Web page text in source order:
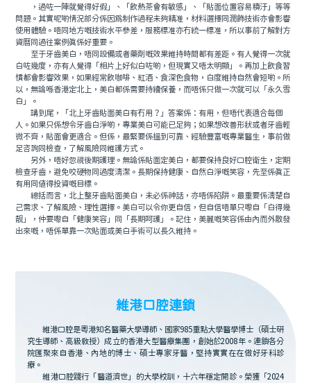
，過咗一陣就覺得好假」、「飲熱茶會有敏感」、「貼面位置容易積汙」等等
問題。其實呢啲情況部分係因爲制作過程未夠精准，材料選擇同潤飾技術亦會影響
使用體驗。唔同地方嘅技術水平參差，服務標准亦冇統一標准，所以事前了解對方
資曆同過往案例真係好重要。
至于牙齒美白，唔同設備或者藥劑嘅效果維持時間都有差距。有人覺得一次就
白咗幾度，亦有人覺得「相片上好似白咗啲，但現實又唔太明顯」。再加上飲食習
慣都會影響效果，如果經常飲咖啡、紅酒、食深色食物，白度維持自然會短啲。所
以，無論喺香港定北上，美白都係需要持續保養，而唔係只做一次就可以「永久雪
白」。
講到尾，「北上牙齒貼面美白有冇用？」答案係：有用，但唔代表適合每個
人。如果只係想令牙齒白淨啲，專業美白可能已足夠；如果想改善形狀或者牙齒輕
微不齊，貼面會更適合。但係，最緊要係搵到可靠、經驗豐富嘅專業醫生，事前做
足咨詢同檢查，了解風險同維護方式。
另外，唔好忽視後期護理。無論係貼面定美白，都要保持良好口腔衛生，定期
檢查牙齒，避免咬硬物同過度清潔。長期保持健康、自然白淨嘅笑容，先至係真正
有用同值得投資嘅目標。
總括而言，北上整牙齒貼面美白，未必係神話，亦唔係陷阱。最重要係清楚自
己需求、了解風險、理性選擇。美白可以令你更自信，但自信唔單只嚟自「白得幾
靓」，仲要嚟自「健康笑容」同「長期呵護」。記住，美麗嘅笑容係由內而外散發
出來嘅，唔係單靠一次貼面或美白手術可以長久維持。
維港口腔連鎖
維港口腔是粵港知名醫藥大學導師、國家985重點大學醫學博士（碩士研
究生導師、高級教授）成立的香港大型醫療集團，創始於2008年。連鎖各分
院匯聚來自香港、內地的博士、碩士專家牙醫，堅持實實在在做好牙科診
療。
維港口腔踐行「醫道濟世」的大學校訓，十六年穩定開診。榮獲「2024